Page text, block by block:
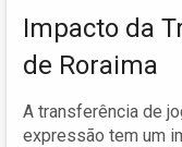
Impacto da
de Roraima
A transferência de
expressão tem um